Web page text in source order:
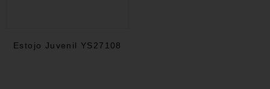
Estojo Juvenil YS27108